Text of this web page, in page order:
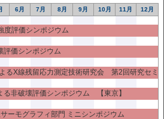
6月 7月 8月 9月 10月 11月 12月
度評価シンポジウム
評価シンポジウム
るX線残留応力測定技術研究会 第2回研究セミ
る非破壊評価シンポジウム 【東京】
ーモグラフィ部門 ミニシンポジウム
(火)～18日(水)
よる延期のお知らせ
[PDF]
＊新型コロナウイルスの影響により